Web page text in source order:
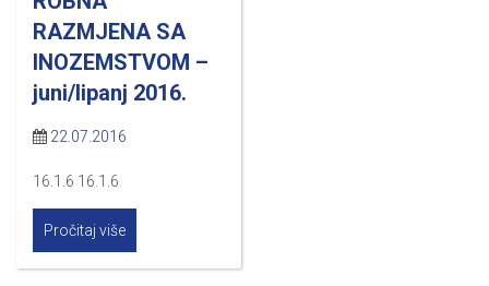
RAZMJENA SA
INOZEMSTVOM –
juni/lipanj 2016.
22.07.2016
16.1.6 16.1.6
Pročitaj više